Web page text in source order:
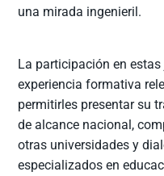
una mirada ingenieril.
La participación en
experiencia formativa
permitirles presentar su
de alcance nacional,
otras universidades y
especializados en